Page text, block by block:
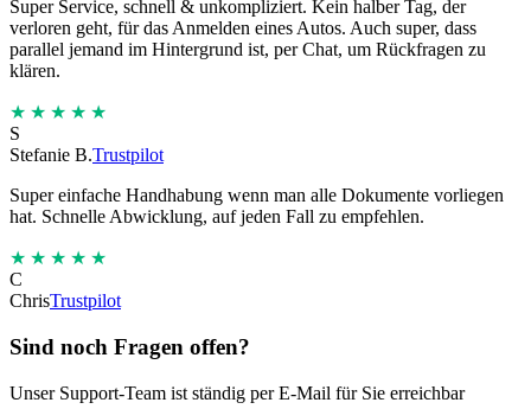
Super Service, schnell & unkompliziert. Kein halber Tag, der
verloren geht, für das Anmelden eines Autos. Auch super, dass
parallel jemand im Hintergrund ist, per Chat, um Rückfragen zu
klären.
★★★★★
S
Stefanie B.Trustpilot
Super einfache Handhabung wenn man alle Dokumente vorliegen
hat. Schnelle Abwicklung, auf jeden Fall zu empfehlen.
★★★★★
C
ChrisTrustpilot
Sind noch Fragen offen?
Unser Support-Team ist ständig per E-Mail für Sie erreichbar